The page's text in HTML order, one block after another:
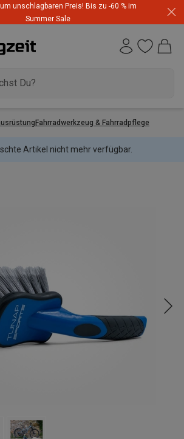
unschlagbaren Preis! Bis zu -60 % im
Summer Sale
Fahrradwerkzeug & Fahrradpflege
Artikel nicht mehr verfügbar.